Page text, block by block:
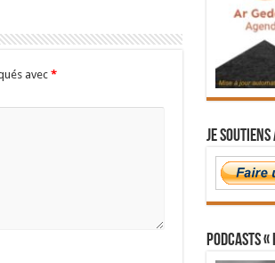
avec *
Je soutiens
PODCASTS